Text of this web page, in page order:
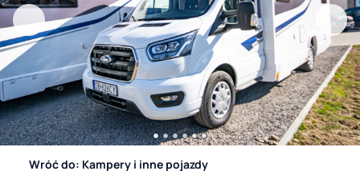
Wróć do: Kampery i inne pojazdy